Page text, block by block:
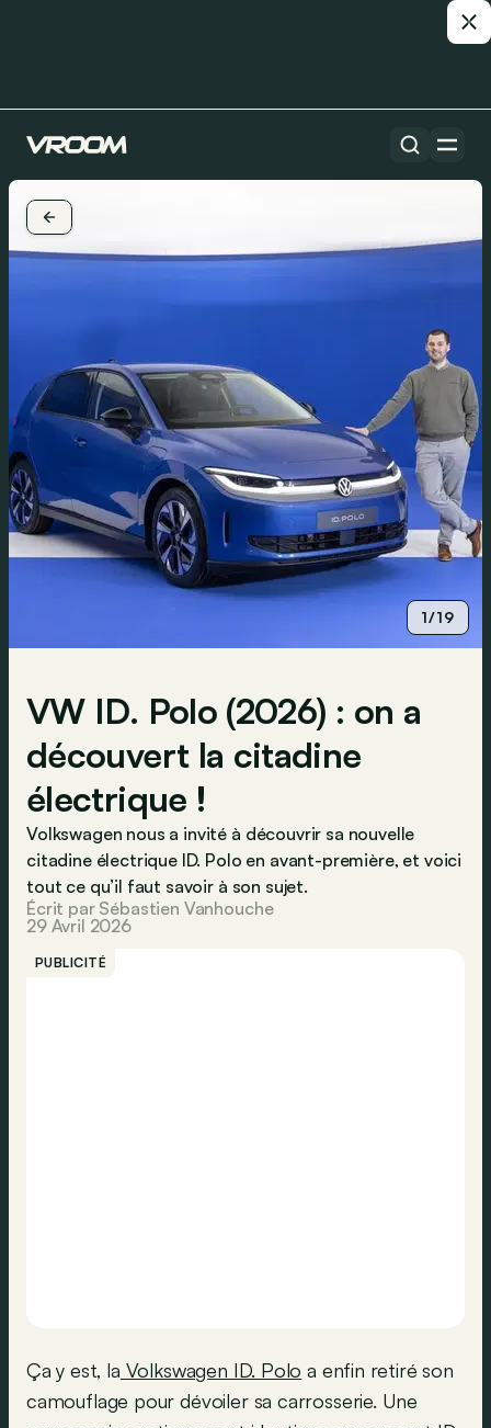
1/19
VW ID. Polo (2026) : on a
découvert la citadine
électrique !
Volkswagen nous a invité à découvrir sa nouvelle
citadine électrique ID. Polo en avant-première, et voici
tout ce qu’il faut savoir à son sujet.
Écrit par Sébastien Vanhouche
29 Avril 2026
PUBLICITÉ
Ça y est, la Volkswagen ID. Polo a enfin retiré son
camouflage pour dévoiler sa carrosserie. Une